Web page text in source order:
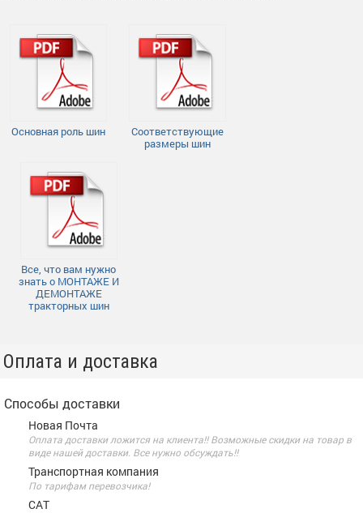
Основная роль шин
Соответствующие
размеры шин
Все, что вам нужно
знать о МОНТАЖЕ И
ДЕМОНТАЖЕ
тракторных шин
Оплата и доставка
Способы доставки
Новая Почта
Оплата доставки ложится на клиента!! Возможные скидки на товар в
виде нашей доставки. Все нужно обсуждать!!
Транспортная компания
По тарифам перевозчика!
САТ